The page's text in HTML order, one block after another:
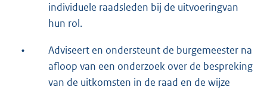
individuele raadsleden bij de uitvoeringvan
hun rol.
•
Adviseert en ondersteunt de burgemeester na
afloop van een onderzoek over de bespreking
van de uitkomsten in de raad en de wijze